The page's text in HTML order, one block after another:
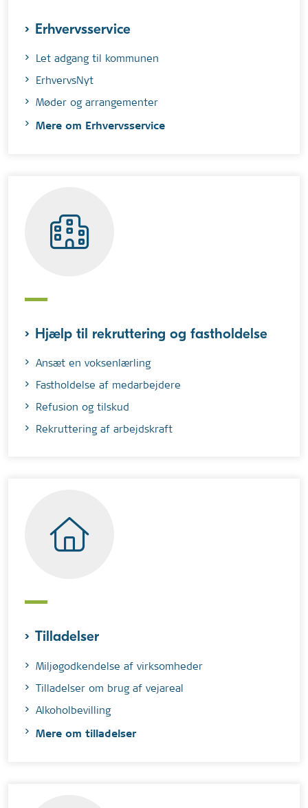
Erhvervsservice
Let adgang til kommunen
ErhvervsNyt
Møder og arrangementer
Mere om Erhvervsservice
Hjælp til rekruttering og fastholdelse
Ansæt en voksenlærling
Fastholdelse af medarbejdere
Refusion og tilskud
Rekruttering af arbejdskraft
Tilladelser
Miljøgodkendelse af virksomheder
Tilladelser om brug af vejareal
Alkoholbevilling
Mere om tilladelser